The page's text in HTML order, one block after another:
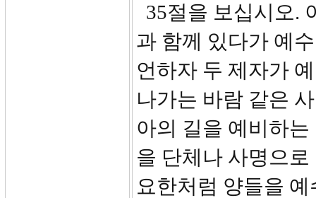
35절을 보십시오.
과 함께 있다가 예
언하자 두 제자가
나가는 바람 같은
아의 길을 예비하
을 단체나 사명으
요한처럼 양들을